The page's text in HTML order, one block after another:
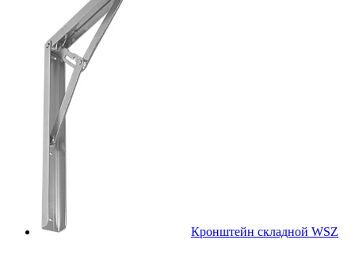
Кронштейн складной WSZ